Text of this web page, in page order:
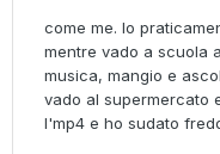
come me. Io
mentre vado a scuola
musica, mangio e
vado al supermercato
l'mp4 e ho sudato